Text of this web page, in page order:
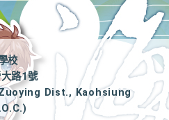
校
路1號
Dist., Kaohsiung